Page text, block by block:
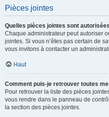
Pièces jointes
Quelles pièces jointes sont
Chaque administrateur peut autoriser
jointes. Si vous n’êtes pas certain de
vous invitons à contacter un
Haut
Comment puis-je retrouver toutes
Pour retrouver la liste des pièces
vous rendre dans le panneau de
la section des pièces jointes.